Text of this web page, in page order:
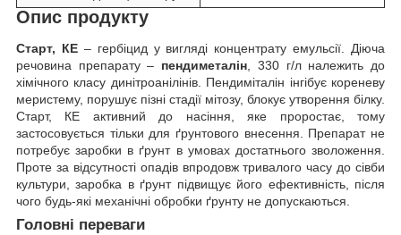
Опис продукту
Старт, КЕ– гербіцид у вигляді концентрату емульсії. Діюча
речовина препарату – пендиметалін, 330 г/л належить до
хімічного класу динітроанілінів. Пендиміталін інгібує кореневу
меристему, порушує пізні стадії мітозу, блокує утворення білку.
Старт, КЕ активний до насіння, яке проростає, тому
застосовується тільки для ґрунтового внесення. Препарат не
потребує заробки в ґрунт в умовах достатнього зволоження.
Проте за відсутності опадів впродовж тривалого часу до сівби
культури, заробка в ґрунт підвищує його ефективність, після
чого будь-які механічні обробки ґрунту не допускаються.
Головні переваги